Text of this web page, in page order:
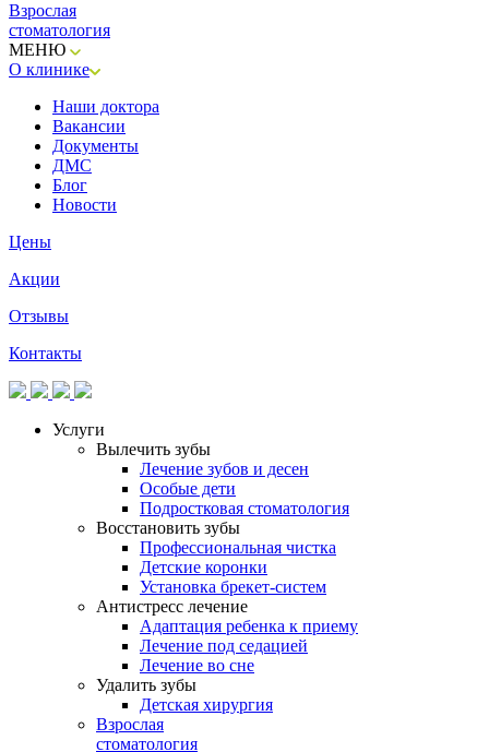
Взрослая
стоматология
МЕНЮ
О клинике
Наши доктора
Вакансии
Документы
ДМС
Блог
Новости
Цены
Акции
Отзывы
Контакты
Услуги
Вылечить зубы
Лечение зубов и десен
Особые дети
Подростковая стоматология
Восстановить зубы
Профессиональная чистка
Детские коронки
Установка брекет-систем
Антистресс лечение
Адаптация ребенка к приему
Лечение под седацией
Лечение во сне
Удалить зубы
Детская хирургия
Взрослая
стоматология